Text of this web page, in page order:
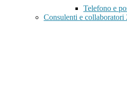
Telefono e
Consulenti e collaboratori